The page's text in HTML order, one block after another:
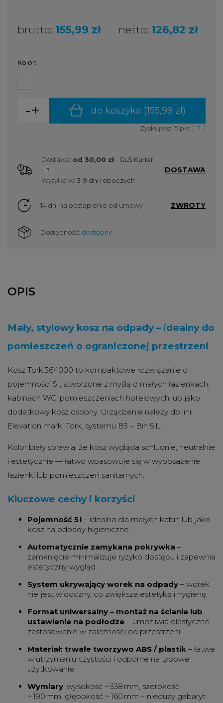
brutto: 155,99 zł netto: 126,82 zł
Kolor:
+
- do koszyka (155,99 zł)
Zyskujesz15pkt [ ? ]
Dostawa: od 30,00 zł - GLS Kurier
Cena nie zawiera ewentualnych kosztów płatności
Wysyłka w: 3-9 dni roboczych
DOSTAWA
14 dni na odstąpienie od umowy ZWROTY
Dostępność: dostępny
OPIS
Mały, stylowy kosz na odpady – idealny do
pomieszczeń o ograniczonej przestrzeni
Kosz Tork 564000 to kompaktowe rozwiązanie o
pojemności 5 l, stworzone z myślą o małych łazienkach,
kabinach WC, pomieszczeniach hotelowych lub jako
dodatkowy kosz osobny. Urządzenie należy do linii
Elevation marki Tork, systemu B3 – Bin 5 L.
Kolor biały sprawia, że kosz wygląda schludnie, neutralnie
i estetycznie — łatwo wpasowuje się w wyposażenie
łazienki lub pomieszczeń sanitarnych.
Kluczowe cechy i korzyści
Pojemność 5 l – idealna dla małych kabin lub jako
kosz na odpady higieniczne.
Automatycznie zamykana pokrywka –
zamknięcie minimalizuje ryzyko dostępu i zapewnia
estetyczny wygląd.
System ukrywający worek na odpady – worek
nie jest widoczny, co zwiększa estetykę i hygienę.
Format uniwersalny – montaż na ścianie lub
ustawienie na podłodze – umożliwia elastyczne
zastosowanie w zależności od przestrzeni.
Materiał: trwałe tworzywo ABS / plastik – łatwe
w utrzymaniu czystości i odporne na typowe
użytkowanie.
Wymiary: wysokość ~ 338 mm, szerokość
~ 190 mm, głębokość ~ 160 mm – nieduży gabaryt